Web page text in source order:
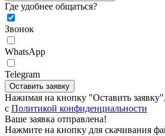
Где удобнее общаться?
Звонок
WhatsApp
Telegram
Оставить заявку
Нажимая на кнопку "Оставить
c Политикой конфиденциальности
Ваше заявка отправлена!
Нажмите на кнопку для скачивания